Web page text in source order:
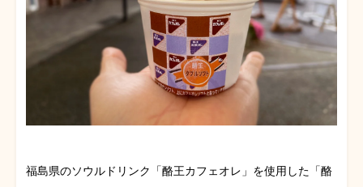
福島県のソウルドリンク「酪王カフェオレ」を使用した「酪